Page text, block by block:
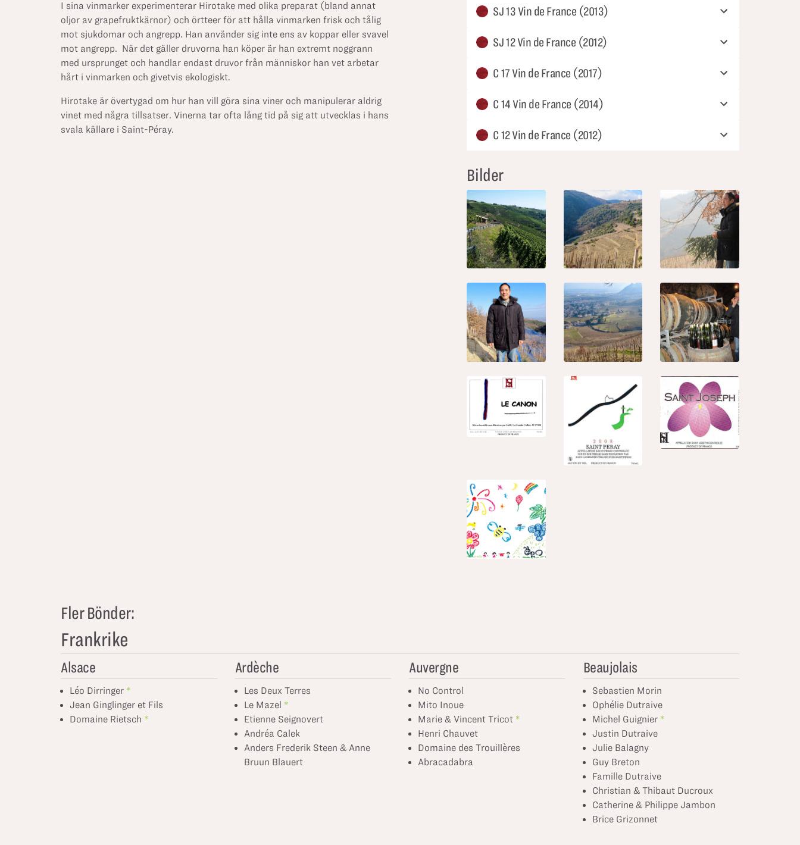
I sina vinmarker experimenterar Hirotake med olika preparat (bland annat
oljor av grapefruktkärnor) och örtteer för att hålla vinmarken frisk och tålig
mot sjukdomar och angrepp. Han använder sig inte ens av koppar eller svavel
mot angrepp. När det gäller druvorna han köper är han extremt noggrann
med ursprunget och handlar endast druvor från människor han vet arbetar
hårt i vinmarken och givetvis ekologiskt.
Hirotake är övertygad om hur han vill göra sina viner och manipulerar aldrig
vinet med några tillsatser. Vinerna tar ofta lång tid på sig att utvecklas i hans
svala källare i Saint-Péray.
SJ 13 Vin de France (2013)
SJ 12 Vin de France (2012)
C 17 Vin de France (2017)
C 14 Vin de France (2014)
C 12 Vin de France (2012)
Bilder
Fler Bönder:
Frankrike
Alsace
Léo Dirringer
Jean Ginglinger et Fils
Domaine Rietsch
Ardèche
Les Deux Terres
Le Mazel
Etienne Seignovert
Andréa Calek
Anders Frederik Steen & Anne
Bruun Blauert
Auvergne
No Control
Mito Inoue
Marie & Vincent Tricot
Henri Chauvet
Domaine des Trouillères
Abracadabra
Beaujolais
Sebastien Morin
Ophélie Dutraive
Michel Guignier
Justin Dutraive
Julie Balagny
Guy Breton
Famille Dutraive
Christian & Thibaut Ducroux
Catherine & Philippe Jambon
Brice Grizonnet